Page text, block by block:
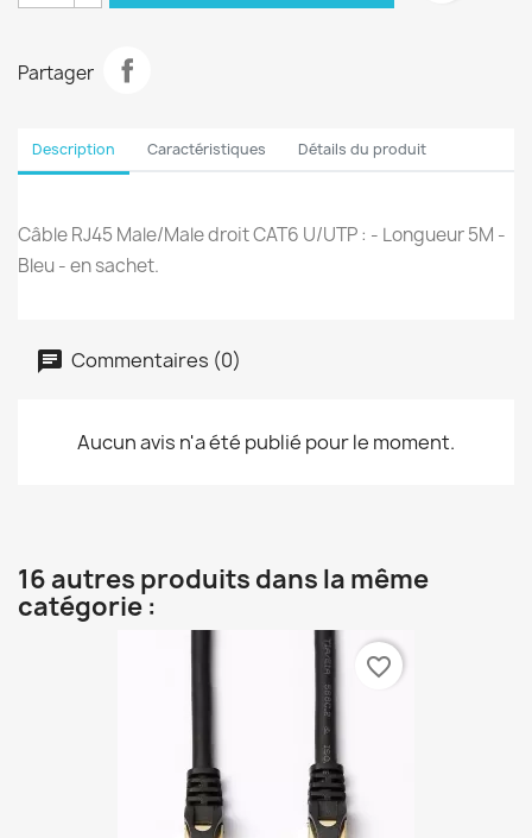
Partager
Description Caractéristiques Détails du produit
Câble RJ45 Male/Male droit CAT6 U/UTP : - Longueur 5M -
Bleu - en sachet.
Commentaires (0)
Aucun avis n'a été publié pour le moment.
16 autres produits dans la même
catégorie :
favorite_border